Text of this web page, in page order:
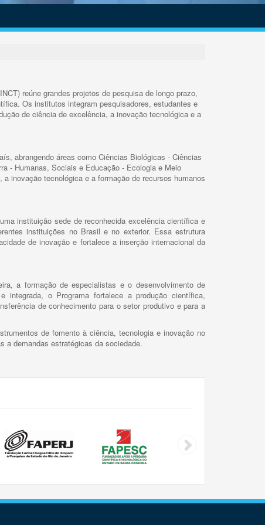
reúne grandes projetos de pesquisa de longo prazo,
Os institutos integram pesquisadores, estudantes e
de ciência de excelência, a inovação tecnológica e a
abrangendo áreas como Ciências Biológicas - Ciências
- Humanas, Sociais e Educação - Ecologia e Meio
inovação tecnológica e a formação de recursos humanos
instituição sede de reconhecida excelência científica e
instituições no Brasil e no exterior. Essa estrutura
de inovação e fortalece a inserção internacional da
a formação de especialistas e o desenvolvimento de
integrada, o Programa fortalece a produção científica,
de conhecimento para o setor produtivo e para a
de fomento à ciência, tecnologia e inovação no
a demandas estratégicas da sociedade.